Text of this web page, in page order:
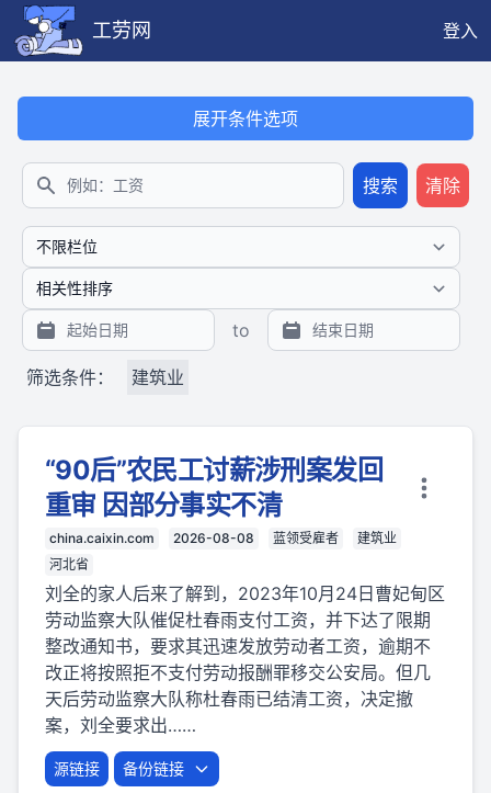
工劳网
登入
展开条件选项
搜索
搜索 清除
to
筛选条件： 建筑业
“90后”农民工讨薪涉刑案发回
重审 因部分事实不清
china.caixin.com 2026-08-08 蓝领受雇者
建筑业
河北省
刘全的家人后来了解到，2023年10月24日曹妃甸区
劳动监察大队催促杜春雨支付工资，并下达了限期
整改通知书，要求其迅速发放劳动者工资，逾期不
改正将按照拒不支付劳动报酬罪移交公安局。但几
天后劳动监察大队称杜春雨已结清工资，决定撤
案，刘全要求出……
源链接 备份链接